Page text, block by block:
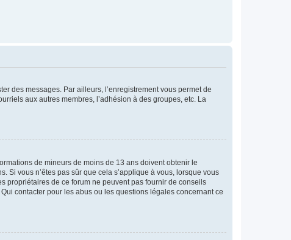
des messages. Par ailleurs, l’enregistrement vous permet de
aux autres membres, l’adhésion à des groupes, etc. La
de mineurs de moins de 13 ans doivent obtenir le
Si vous n’êtes pas sûr que cela s’applique à vous, lorsque vous
propriétaires de ce forum ne peuvent pas fournir de conseils
contacter pour les abus ou les questions légales concernant ce